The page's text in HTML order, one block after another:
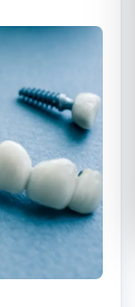
Italiano
Română
Русский